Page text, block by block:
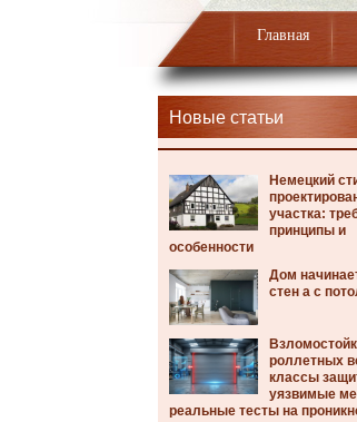
Главная
Новые статьи
Немецкий
участка:
принципы и
особенности
Дом
стен а с
роллетных
классы
уязвимые
реальные тесты на